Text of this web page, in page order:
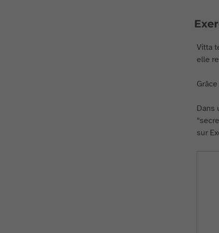
Vitta
elle
Dans
sur